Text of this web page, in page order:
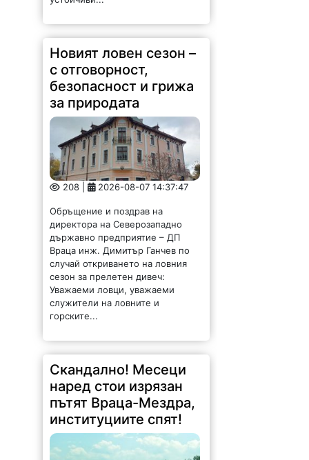
Новият ловен сезон –
с отговорност,
безопасност и грижа
за природата
208 | 2026-08-07 14:37:47
Обръщение и поздрав на
директора на Северозападно
държавно предприятие – ДП
Враца инж. Димитър Ганчев по
случай откриването на ловния
сезон за прелетен дивеч:
Уважаеми ловци, уважаеми
служители на ловните и
горските...
Скандално! Месеци
наред стои изрязан
пътят Враца-Мездра,
институциите спят!